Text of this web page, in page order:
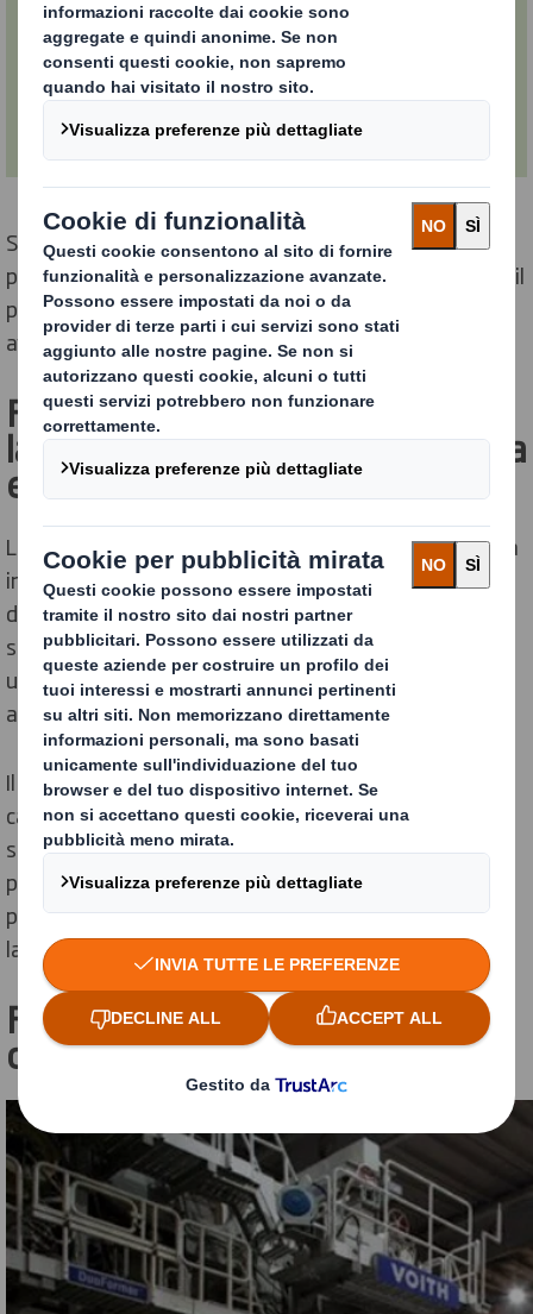
Guida completa al nostro processo di
produzione della carta
Scopra, in questa guida completa, il nostro processo di
produzione della carta in fibra riciclata, che comprende il
processo di essiccazione della carta, il processo di
avvolgimento e la preparazione della pasta per carta.
Fase 1. Il nostro processo di
lavorazione della pasta per carta
e della carta
La carta per il riciclo viene miscelata con acqua trattata
in una gigantesca vasca di acciaio inossidabile,
denominata “spappolatore”, per creare una
sospensione di fibre. Le impurità vengono rimosse
utilizzando una serie di schermi per produrre carta di
alta qualità per imballaggi ad alte prestazioni.
Il processo di lavorazione della pasta per carta e della
carta ha un ruolo importante nella riduzione degli
sprechi. La pasta per carta è un sottoprodotto della
produzione della carta e il nostro processo realizza
prodotti di alta qualità senza essere dannoso per
lambiente.
Fase 2. Diluizione delle fibre di
carta